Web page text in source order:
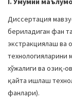
t
i
o
n
Диссертация
бериладиган фан
экстракциялаш ва
хўжалиги ва озиқ-
қайта ишлаш
фанлари).